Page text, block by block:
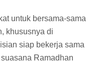
untuk bersama-sama
khususnya di
siap bekerja sama
Ramadhan